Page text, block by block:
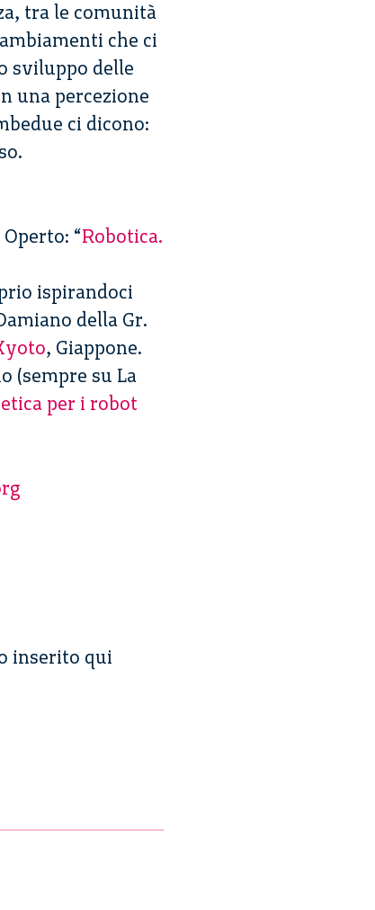
tra le comunità
che ci
sviluppo delle
una percezione
ci dicono:
“Robotica.
ispirandoci
della Gr.
, Giappone.
(sempre su La
per i robot
inserito qui